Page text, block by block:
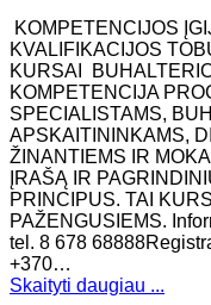
KOMPETENCIJOS
KVALIFIKACIJOS
KURSAI
KOMPETENCIJA
SPECIALISTAMS,
APSKAITININKAMS,
ŽINANTIEMS IR
ĮRAŠĄ IR
PRINCIPUS. TAI
PAŽENGUSIEMS.
tel. 8 678
+370…
Skaityti daugiau ...